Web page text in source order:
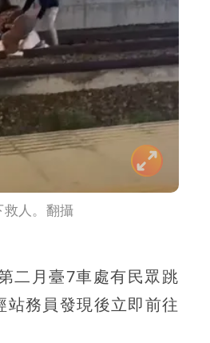
人。翻攝
二月臺7車處有民眾跳
務員發現後立即前往